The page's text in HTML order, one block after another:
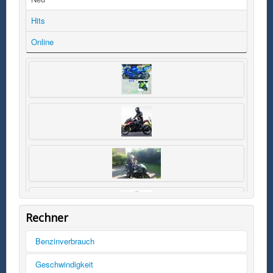
Hits
Online
Rechner
Benzinverbrauch
Tankinhalt
Geschwindigkeit